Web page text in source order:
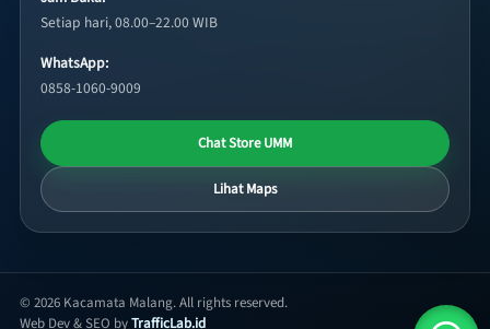
Setiap hari, 08.00–22.00 WIB
WhatsApp:
0858-1060-9009
Chat Store UMM
Lihat Maps
© 2026 Kacamata Malang. All rights reserved.
Web Dev & SEO byTrafficLab.id